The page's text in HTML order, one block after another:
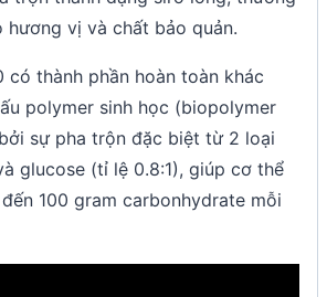
vị và chất bảo quản.
có thành phần hoàn toàn khác
polymer sinh học (biopolymer
sự pha trộn đặc biệt từ 2 loại
glucose (tỉ lệ 0.8:1), giúp cơ thể
100 gram carbonhydrate mỗi